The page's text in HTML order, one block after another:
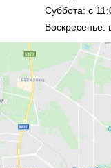
Суббота: с
Воскресенье: